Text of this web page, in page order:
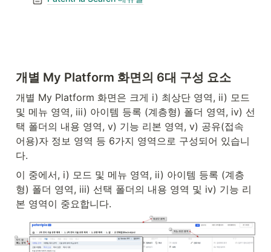
개별 My Platform 화면의 6대 구성 요소
개별 My Platform 화면은 크게 i) 최상단 영역, ii) 모드
및 메뉴 영역, iii) 아이템 등록 (계층형) 폴더 영역, iv) 선
택 폴더의 내용 영역, v) 기능 리본 영역, v) 공유(접속
어용)자 정보 영역 등 6가지 영역으로 구성되어 있습니
다.
이 중에서, i) 모드 및 메뉴 영역, ii) 아이템 등록 (계층
형) 폴더 영역, iii) 선택 폴더의 내용 영역 및 iv) 기능 리
본 영역이 중요합니다.